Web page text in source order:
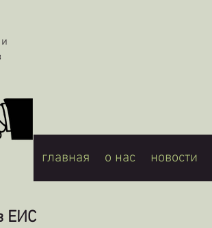
главная о нас новости
ЕИС